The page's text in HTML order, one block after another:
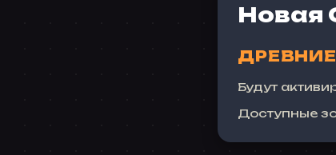
Новая
Будут
Доступные